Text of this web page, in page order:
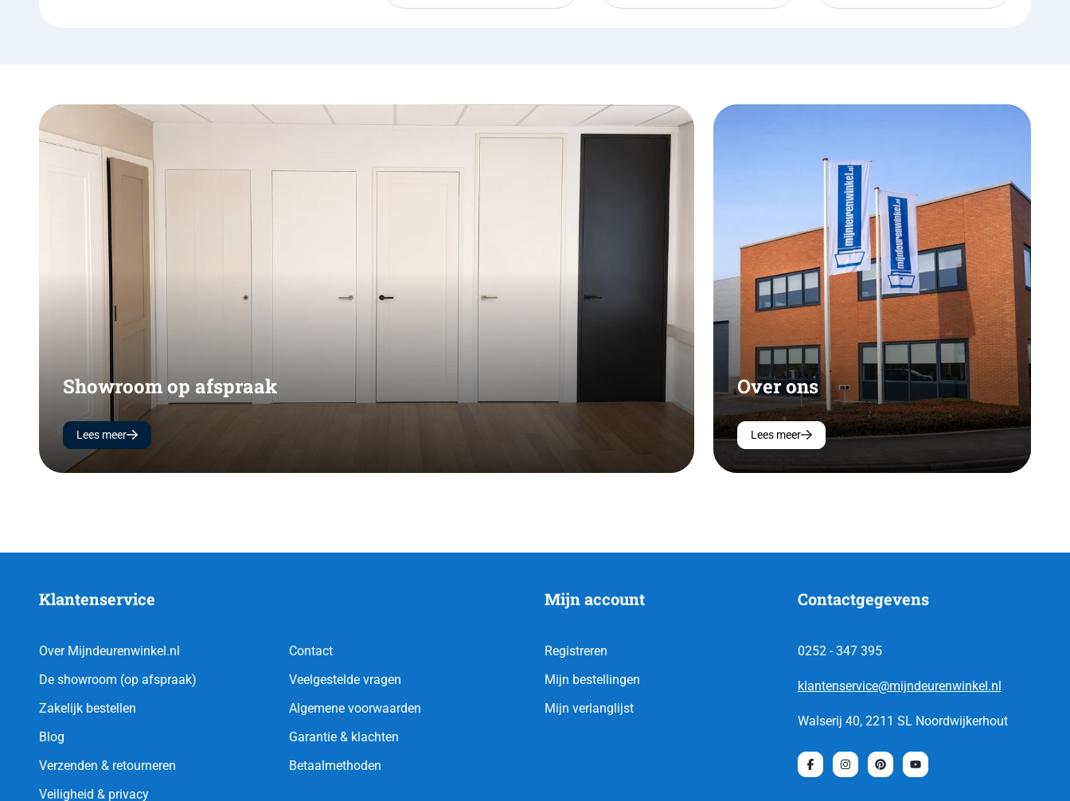
Showroom op afspraak
Lees meer
Over ons
Lees meer
Klantenservice
Over Mijndeurenwinkel.nl
De showroom (op afspraak)
Zakelijk bestellen
Blog
Verzenden & retourneren
Veiligheid & privacy
Contact
Veelgestelde vragen
Algemene voorwaarden
Garantie & klachten
Betaalmethoden
Mijn account
Registreren
Mijn bestellingen
Mijn verlanglijst
Contactgegevens
0252 - 347 395
klantenservice@mijndeurenwinkel.nl
Walserij 40, 2211 SL Noordwijkerhout